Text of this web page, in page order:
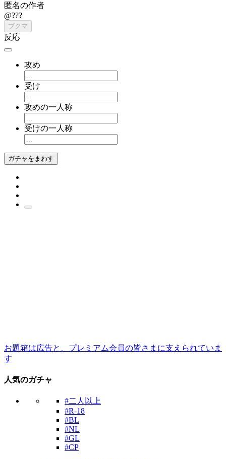
匿名の作者
@???
ブクマ
反応
攻め
受け
攻めの一人称
受けの一人称
ガチャをまわす
お題箱は広告と、プレミアム会員の皆さまに支えられていま
す
人気のガチャ
#二人以上
#R-18
#BL
#NL
#GL
#CP